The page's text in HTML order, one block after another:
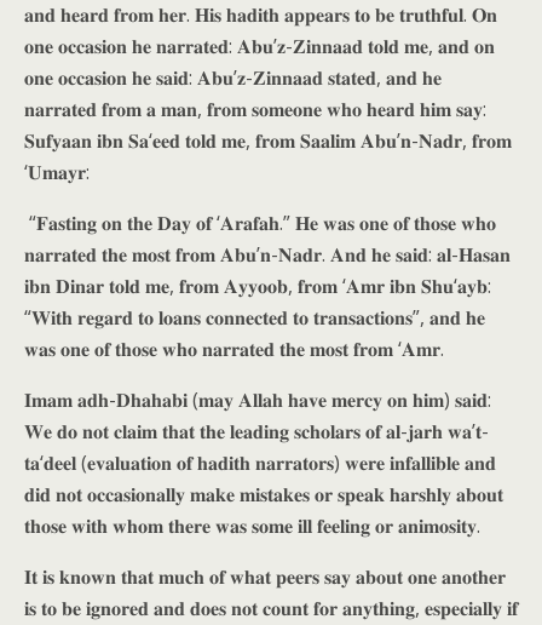
𝐚𝐧𝐝 𝐡𝐞𝐚𝐫𝐝 𝐟𝐫𝐨𝐦 𝐡𝐞𝐫. 𝐇𝐢𝐬 𝐡𝐚𝐝𝐢𝐭𝐡 𝐚𝐩𝐩𝐞𝐚𝐫𝐬 𝐭𝐨 𝐛𝐞 𝐭𝐫𝐮𝐭𝐡𝐟𝐮𝐥. 𝐎𝐧
𝐨𝐧𝐞 𝐨𝐜𝐜𝐚𝐬𝐢𝐨𝐧 𝐡𝐞 𝐧𝐚𝐫𝐫𝐚𝐭𝐞𝐝: 𝐀𝐛𝐮’𝐳-𝐙𝐢𝐧𝐧𝐚𝐚𝐝 𝐭𝐨𝐥𝐝 𝐦𝐞, 𝐚𝐧𝐝 𝐨𝐧
𝐨𝐧𝐞 𝐨𝐜𝐜𝐚𝐬𝐢𝐨𝐧 𝐡𝐞 𝐬𝐚𝐢𝐝: 𝐀𝐛𝐮’𝐳-𝐙𝐢𝐧𝐧𝐚𝐚𝐝 𝐬𝐭𝐚𝐭𝐞𝐝, 𝐚𝐧𝐝 𝐡𝐞
𝐧𝐚𝐫𝐫𝐚𝐭𝐞𝐝 𝐟𝐫𝐨𝐦 𝐚 𝐦𝐚𝐧, 𝐟𝐫𝐨𝐦 𝐬𝐨𝐦𝐞𝐨𝐧𝐞 𝐰𝐡𝐨 𝐡𝐞𝐚𝐫𝐝 𝐡𝐢𝐦 𝐬𝐚𝐲:
𝐒𝐮𝐟𝐲𝐚𝐚𝐧 𝐢𝐛𝐧 𝐒𝐚‘𝐞𝐞𝐝 𝐭𝐨𝐥𝐝 𝐦𝐞, 𝐟𝐫𝐨𝐦 𝐒𝐚𝐚𝐥𝐢𝐦 𝐀𝐛𝐮’𝐧-𝐍𝐚𝐝𝐫, 𝐟𝐫𝐨𝐦
‘𝐔𝐦𝐚𝐲𝐫:
“𝐅𝐚𝐬𝐭𝐢𝐧𝐠 𝐨𝐧 𝐭𝐡𝐞 𝐃𝐚𝐲 𝐨𝐟 ‘𝐀𝐫𝐚𝐟𝐚𝐡.” 𝐇𝐞 𝐰𝐚𝐬 𝐨𝐧𝐞 𝐨𝐟 𝐭𝐡𝐨𝐬𝐞 𝐰𝐡𝐨
𝐧𝐚𝐫𝐫𝐚𝐭𝐞𝐝 𝐭𝐡𝐞 𝐦𝐨𝐬𝐭 𝐟𝐫𝐨𝐦 𝐀𝐛𝐮’𝐧-𝐍𝐚𝐝𝐫. 𝐀𝐧𝐝 𝐡𝐞 𝐬𝐚𝐢𝐝: 𝐚𝐥-𝐇𝐚𝐬𝐚𝐧
𝐢𝐛𝐧 𝐃𝐢𝐧𝐚𝐫 𝐭𝐨𝐥𝐝 𝐦𝐞, 𝐟𝐫𝐨𝐦 𝐀𝐲𝐲𝐨𝐨𝐛, 𝐟𝐫𝐨𝐦 ‘𝐀𝐦𝐫 𝐢𝐛𝐧 𝐒𝐡𝐮‘𝐚𝐲𝐛:
“𝐖𝐢𝐭𝐡 𝐫𝐞𝐠𝐚𝐫𝐝 𝐭𝐨 𝐥𝐨𝐚𝐧𝐬 𝐜𝐨𝐧𝐧𝐞𝐜𝐭𝐞𝐝 𝐭𝐨 𝐭𝐫𝐚𝐧𝐬𝐚𝐜𝐭𝐢𝐨𝐧𝐬”, 𝐚𝐧𝐝 𝐡𝐞
𝐰𝐚𝐬 𝐨𝐧𝐞 𝐨𝐟 𝐭𝐡𝐨𝐬𝐞 𝐰𝐡𝐨 𝐧𝐚𝐫𝐫𝐚𝐭𝐞𝐝 𝐭𝐡𝐞 𝐦𝐨𝐬𝐭 𝐟𝐫𝐨𝐦 ‘𝐀𝐦𝐫.
𝐈𝐦𝐚𝐦 𝐚𝐝𝐡-𝐃𝐡𝐚𝐡𝐚𝐛𝐢 (𝐦𝐚𝐲 𝐀𝐥𝐥𝐚𝐡 𝐡𝐚𝐯𝐞 𝐦𝐞𝐫𝐜𝐲 𝐨𝐧 𝐡𝐢𝐦) 𝐬𝐚𝐢𝐝:
𝐖𝐞 𝐝𝐨 𝐧𝐨𝐭 𝐜𝐥𝐚𝐢𝐦 𝐭𝐡𝐚𝐭 𝐭𝐡𝐞 𝐥𝐞𝐚𝐝𝐢𝐧𝐠 𝐬𝐜𝐡𝐨𝐥𝐚𝐫𝐬 𝐨𝐟 𝐚𝐥-𝐣𝐚𝐫𝐡 𝐰𝐚’𝐭-
𝐭𝐚‘𝐝𝐞𝐞𝐥 (𝐞𝐯𝐚𝐥𝐮𝐚𝐭𝐢𝐨𝐧 𝐨𝐟 𝐡𝐚𝐝𝐢𝐭𝐡 𝐧𝐚𝐫𝐫𝐚𝐭𝐨𝐫𝐬) 𝐰𝐞𝐫𝐞 𝐢𝐧𝐟𝐚𝐥𝐥𝐢𝐛𝐥𝐞 𝐚𝐧𝐝
𝐝𝐢𝐝 𝐧𝐨𝐭 𝐨𝐜𝐜𝐚𝐬𝐢𝐨𝐧𝐚𝐥𝐥𝐲 𝐦𝐚𝐤𝐞 𝐦𝐢𝐬𝐭𝐚𝐤𝐞𝐬 𝐨𝐫 𝐬𝐩𝐞𝐚𝐤 𝐡𝐚𝐫𝐬𝐡𝐥𝐲 𝐚𝐛𝐨𝐮𝐭
𝐭𝐡𝐨𝐬𝐞 𝐰𝐢𝐭𝐡 𝐰𝐡𝐨𝐦 𝐭𝐡𝐞𝐫𝐞 𝐰𝐚𝐬 𝐬𝐨𝐦𝐞 𝐢𝐥𝐥 𝐟𝐞𝐞𝐥𝐢𝐧𝐠 𝐨𝐫 𝐚𝐧𝐢𝐦𝐨𝐬𝐢𝐭𝐲.
𝐈𝐭 𝐢𝐬 𝐤𝐧𝐨𝐰𝐧 𝐭𝐡𝐚𝐭 𝐦𝐮𝐜𝐡 𝐨𝐟 𝐰𝐡𝐚𝐭 𝐩𝐞𝐞𝐫𝐬 𝐬𝐚𝐲 𝐚𝐛𝐨𝐮𝐭 𝐨𝐧𝐞 𝐚𝐧𝐨𝐭𝐡𝐞𝐫
𝐢𝐬 𝐭𝐨 𝐛𝐞 𝐢𝐠𝐧𝐨𝐫𝐞𝐝 𝐚𝐧𝐝 𝐝𝐨𝐞𝐬 𝐧𝐨𝐭 𝐜𝐨𝐮𝐧𝐭 𝐟𝐨𝐫 𝐚𝐧𝐲𝐭𝐡𝐢𝐧𝐠, 𝐞𝐬𝐩𝐞𝐜𝐢𝐚𝐥𝐥𝐲 𝐢𝐟